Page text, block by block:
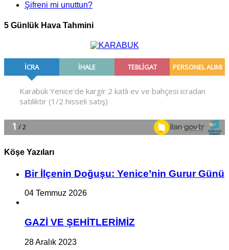
Şifreni mi unuttun?
5 Günlük Hava Tahmini
Köşe Yazıları
Bir İlçe­nin Do­ğu­şu: Ye­ni­ce’nin Gurur Günü
04 Temmuz 2026
GAZİ VE ŞEHİTLERİMİZ
28 Aralık 2023